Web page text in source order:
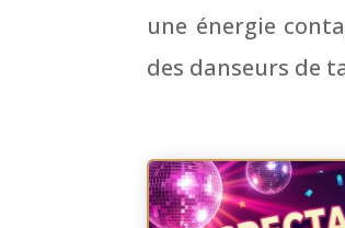
une énergie
des danseurs de